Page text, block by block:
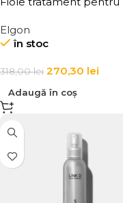
Elgon Refibra Cosmetic
Lotion 12 x 10 ml
Elgon
în stoc
318,00lei 270,30 lei
Adaugă în coș